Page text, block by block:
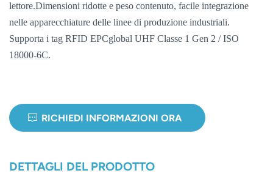
lettore.Dimensioni ridotte e peso contenuto, facile integrazione
nelle apparecchiature delle linee di produzione industriali.
Supporta i tag RFID EPCglobal UHF Classe 1 Gen 2 / ISO
18000-6C.
RICHIEDI INFORMAZIONI ORA
DETTAGLI DEL PRODOTTO